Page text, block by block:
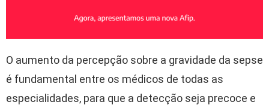
O aumento da percepção sobre a gravidade da sepse
é fundamental entre os médicos de todas as
especialidades, para que a detecção seja precoce e